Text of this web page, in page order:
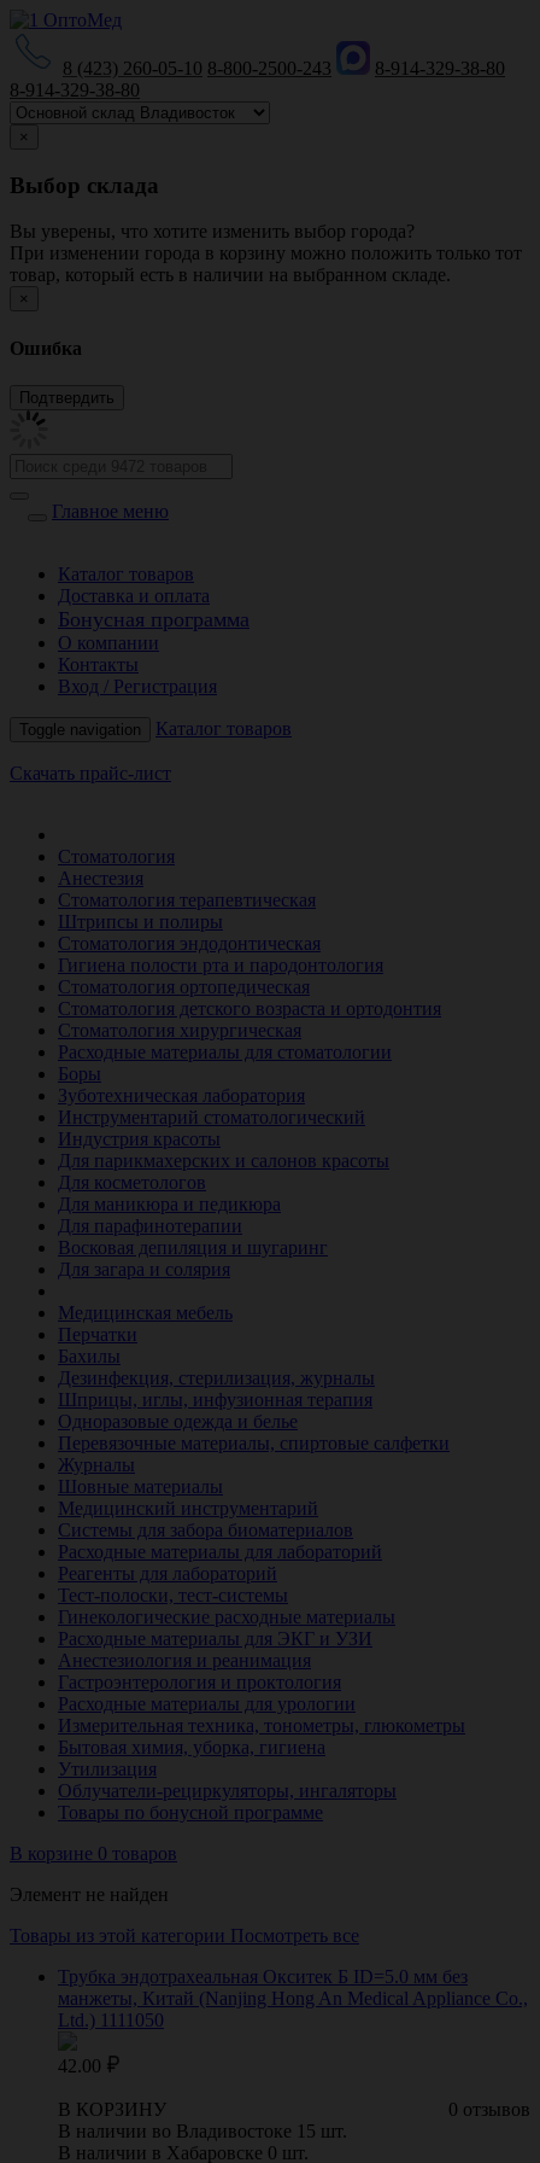
8 (423) 260-05-10 8-800-2500-243
8-914-329-38-80
8-914-329-38-80
×
Выбор склада
Вы уверены, что хотите изменить выбор города?
При изменении города в корзину можно положить только тот
товар, который есть в наличии на выбранном складе.
×
Ошибка
Главное меню
Каталог товаров
Доставка и оплата
Бонусная программа
О компании
Контакты
Вход / Регистрация
Toggle navigation Каталог товаров
Скачать прайс-лист
Стоматология
Анестезия
Стоматология терапевтическая
Штрипсы и полиры
Стоматология эндодонтическая
Гигиена полости рта и пародонтология
Стоматология ортопедическая
Стоматология детского возраста и ортодонтия
Стоматология хирургическая
Расходные материалы для стоматологии
Боры
Зуботехническая лаборатория
Инструментарий стоматологический
Индустрия красоты
Для парикмахерских и салонов красоты
Для косметологов
Для маникюра и педикюра
Для парафинотерапии
Восковая депиляция и шугаринг
Для загара и солярия
Медицинская мебель
Перчатки
Бахилы
Дезинфекция, стерилизация, журналы
Шприцы, иглы, инфузионная терапия
Одноразовые одежда и белье
Перевязочные материалы, спиртовые салфетки
Журналы
Шовные материалы
Медицинский инструментарий
Системы для забора биоматериалов
Расходные материалы для лабораторий
Реагенты для лабораторий
Тест-полоски, тест-системы
Гинекологические расходные материалы
Расходные материалы для ЭКГ и УЗИ
Анестезиология и реанимация
Гастроэнтерология и проктология
Расходные материалы для урологии
Измерительная техника, тонометры, глюкометры
Бытовая химия, уборка, гигиена
Утилизация
Облучатели-рециркуляторы, ингаляторы
Товары по бонусной программе
В корзине 0 товаров
Элемент не найден
Товары из этой категории Посмотреть все
Трубка эндотрахеальная Окситек Б ID=5.0 мм без
манжеты, Китай (Nanjing Hong An Medical Appliance Co.,
Ltd.) 1111050
42.00
0 отзывов
В КОРЗИНУ
В наличии во Владивостоке 15 шт.
В наличии в Хабаровске 0 шт.